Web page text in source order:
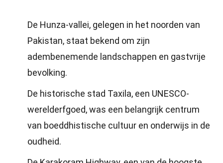
De Hunza-vallei, gelegen in het noorden van
Pakistan, staat bekend om zijn
adembenemende landschappen en gastvrije
bevolking.
De historische stad Taxila, een UNESCO-
werelderfgoed, was een belangrijk centrum
van boeddhistische cultuur en onderwijs in de
oudheid.